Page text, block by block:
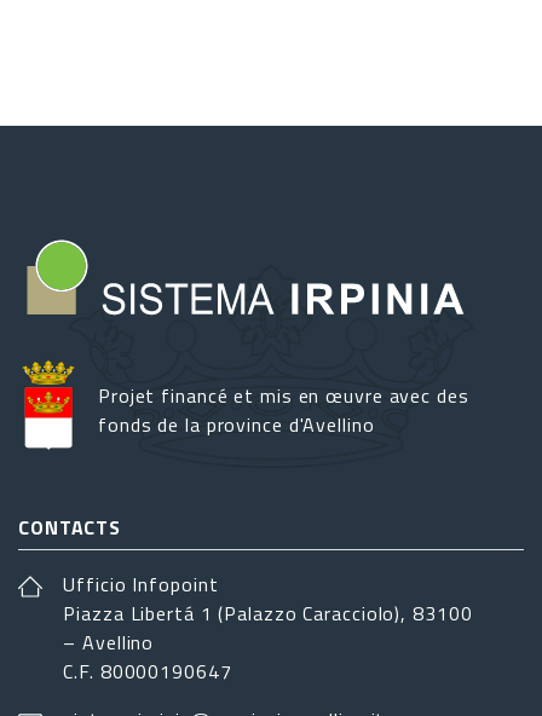
Projet financé et mis en œuvre avec des
fonds de la province d'Avellino
CONTACTS
Ufficio Infopoint
Piazza Libertá 1 (Palazzo Caracciolo), 83100
– Avellino
C.F. 80000190647